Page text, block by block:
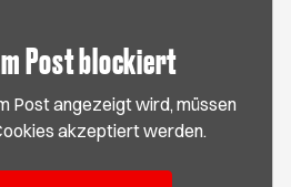
Post blockiert
Post angezeigt wird, müssen
akzeptiert werden.